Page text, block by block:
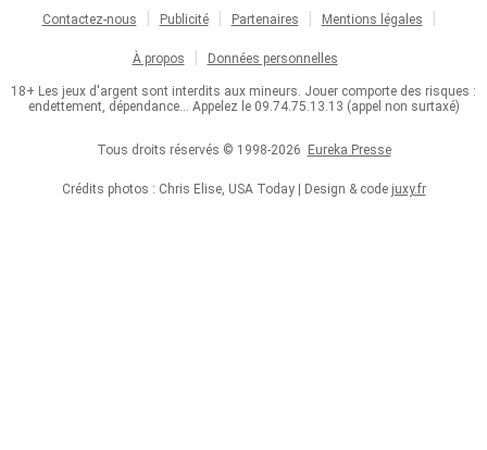
Contactez-nous Publicité Partenaires Mentions légales
À propos Données personnelles
18+ Les jeux d'argent sont interdits aux mineurs. Jouer comporte des risques :
endettement, dépendance... Appelez le 09.74.75.13.13 (appel non surtaxé)
Tous droits réservés © 1998-2026 Eureka Presse
Crédits photos : Chris Elise, USA Today | Design & code juxy.fr